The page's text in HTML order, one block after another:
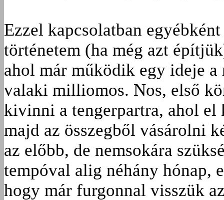
Ezzel kapcsolatban
történetem (ha még azt
ahol már működik egy ideje a
valaki milliomos. Nos, első
kivinni a tengerpartra, ahol
majd az összegből vásárolni
az előbb, de nemsokára
tempóval alig néhány hónap,
hogy már furgonnal visszük